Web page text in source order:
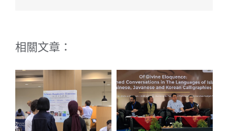
相關文章：